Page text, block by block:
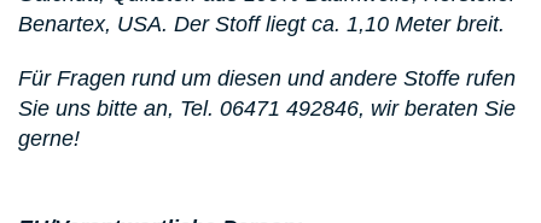
Benartex, USA. Der Stoff liegt ca. 1,10 Meter breit.
Für Fragen rund um diesen und andere Stoffe rufen
Sie uns bitte an, Tel. 06471 492846, wir beraten Sie
gerne!